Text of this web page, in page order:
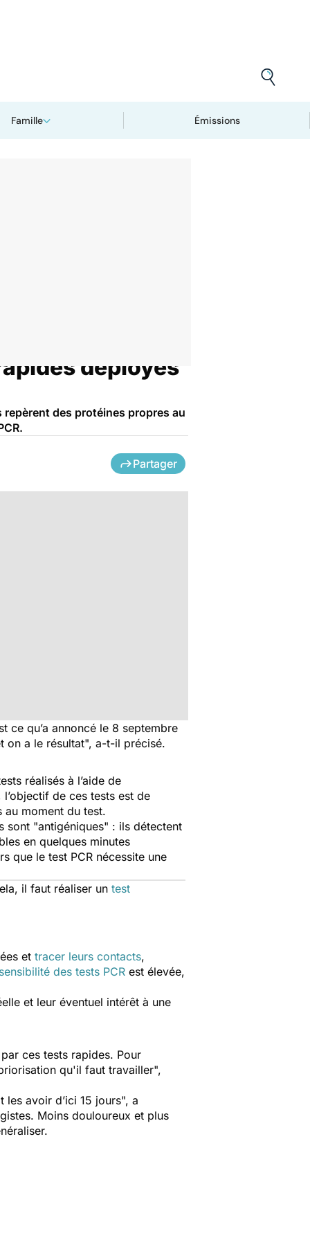
Famille Émissions
déployés
des protéines propres au
Partager
ce qu’a annoncé le 8 septembre
on a le résultat", a-t-il précisé.
réalisés à l’aide de
de ces tests est de
moment du test.
sont "antigéniques" : ils détectent
en quelques minutes
que le test PCR nécessite une
il faut réaliser un test
et tracer leurs contacts,
sensibilité des tests PCR est élevée,
et leur éventuel intérêt à une
ces tests rapides. Pour
qu'il faut travailler",
les avoir d’ici 15 jours", a
Moins douloureux et plus